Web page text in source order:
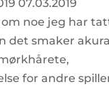
07.03.2019
om noe jeg har
det smaker
for andre